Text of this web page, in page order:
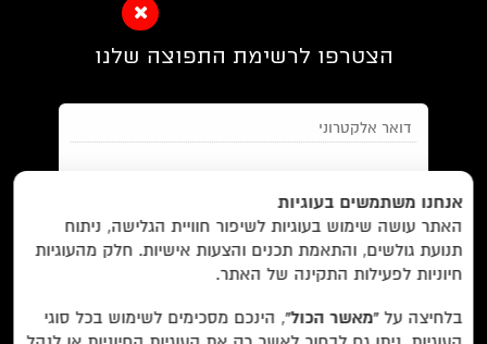
הצטרפו לרשימת התפוצה שלנו
מאשר/ת אתתנאי השימוש והצטרפות למאגר הלקוחות וקבלת
הודעות מאתר זה בלבד (לא ספאם)
EN/
Foreign Rights /
מבצעים /
ביקורות/ על לוקוס/ הסדרות/
הסופרים/
צרו קשר/
אנחנו משתמשים בעוגיות
האתר עושה שימוש בעוגיות לשיפור חוויית הגלישה, ניתוח
תנועת גולשים, והתאמת תכנים והצעות אישיות. חלק מהעוגיות
חיוניות לפעילות התקינה של האתר.
בלחיצה על“מאשר הכול”, הינכם מסכימים לשימוש בכל סוגי